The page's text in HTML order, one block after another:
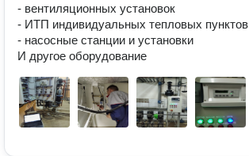
- вентиляционных установок
- ИТП индивидуальных тепловых пунктов
- насосные станции и установки